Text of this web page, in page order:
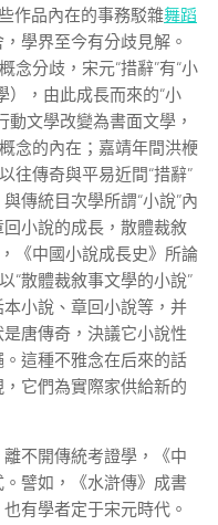
作品內在的事務駁雜舞蹈
學界至今有分歧見解。
念分歧，宋元“措辭”有“小
），由此成長而來的“小
動文學改變為書面文學，
念的內在；嘉靖年間洪楩
往傳奇與平易近間“措辭”
傳統目次學所謂“小說”內
小說的成長，散體裁敘
《中國小說成長史》所論
“散體裁敘事文學的小說”
小說、章回小說等，并
唐傳奇，決議它小說性
這種不雅念在后來的話
它們為實際家供給新的
不開傳統考證學，《中
譬如，《水滸傳》成書
有學者定于宋元時代。